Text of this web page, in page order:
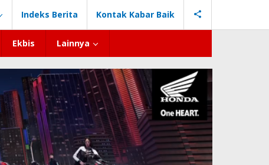
Indeks Berita Kontak Kabar Baik
Ekbis Lainnya